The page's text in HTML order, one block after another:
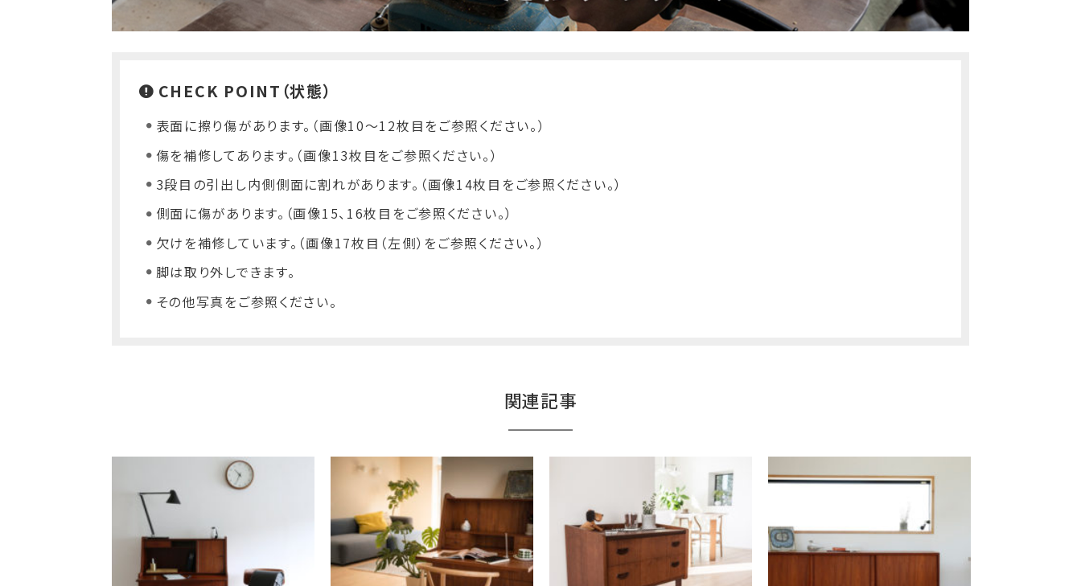
CHECK POINT（状態）
表面に擦り傷があります。（画像10～12枚目をご参照ください。）
傷を補修してあります。（画像13枚目をご参照ください。）
3段目の引出し内側側面に割れがあります。（画像14枚目をご参照ください。）
側面に傷があります。（画像15、16枚目をご参照ください。）
欠けを補修しています。（画像17枚目（左側）をご参照ください。）
脚は取り外しできます。
その他写真をご参照ください。
関連記事